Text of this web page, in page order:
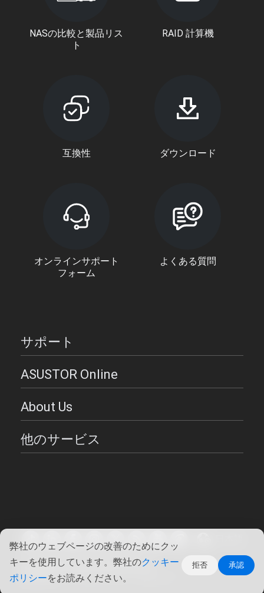
弊社のウェブページの改善のためにクッ
キーを使用しています。弊社のクッキー
ポリシーをお読みください。
拒否 承認
NASの比較と製品リス
ト
RAID 計算機
互換性 ダウンロード
オンラインサポート
フォーム
よくある質問
サポート
ASUSTOR Online
About Us
他のサービス
Copyright ©2026 ASUSTOR Inc.
使用条件 | プライバシー・ポリシー